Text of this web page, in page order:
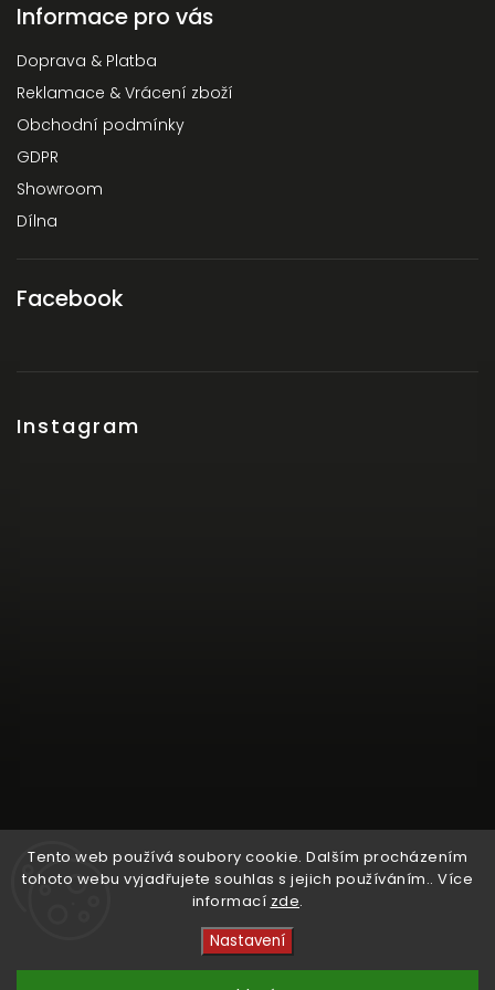
Tento web používá soubory cookie. Dalším procházením
tohoto webu vyjadřujete souhlas s jejich používáním.. Více
informací zde.
Nastavení
Informace pro vás
Doprava & Platba
Reklamace & Vrácení zboží
Obchodní podmínky
GDPR
Showroom
Dílna
Facebook
Instagram
Crystal Cruisers